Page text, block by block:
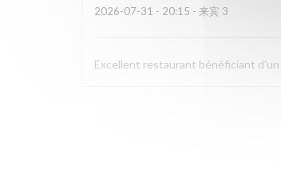
2026-07-31 - 20:15 - 来宾 3
Excellent restaurant bénéficiant